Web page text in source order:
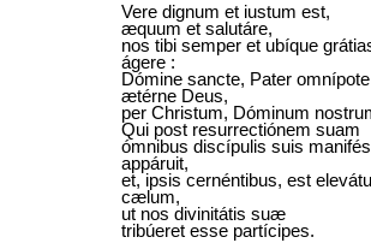
Vere dignum et iustum est,
æquum et salutáre,
nos tibi semper et ubíque
ágere :
Dómine sancte, Pater
ætérne Deus,
per Christum, Dóminum
Qui post resurrectiónem suam
ómnibus discípulis suis
appáruit,
et, ipsis cernéntibus, est
cælum,
ut nos divinitátis suæ
tribúeret esse partícipes.